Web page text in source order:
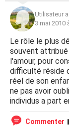
Utilisateur
3 mai 2010
Le rôle le plus
souvent attribué
l'amour, pour
difficulté réside
réel de son
ne pas avoir
individus a part
Commenter